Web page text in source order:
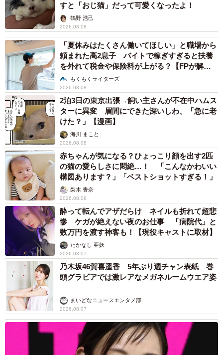
すと「おじ猫」だって可愛くなったよ！
鶴野 浩己
2026.08.08
「夏休みはたくさん働いてほしい」と職場から
頼まれた高2息子 バイトで稼ぎすぎると扶養
を外れて税金や保険料が上がる？【FPが解
説】もくもくライターズ
2026.08.08
2泊3日の東京出張→飼い主さんが不在中ハムス
ターに異変 眉間にできた深いしわ、「急に老
けた？」【漫画】
海川 まこと
2026.08.08
赤ちゃんが気になる？ひょっこり顔を出す2匹
の猫の愛らしさに悶絶…！ 「こんなかわいい
構図あります？」「ベストショットすぎる！」
梨木 香奈
2026.08.08
酔って転んでアザだらけ ネイルも折れて超悲
惨 ケガが絶えない夜のお仕事 「病院代」と
数万円を渡す神客も！【現役キャストに取材】
たかなし 亜妖
2026.08.07
乃木坂46賀喜遥香 5年ぶり週チャン表紙 巻
頭グラビアでは激レアなメガネルームウエア姿
まいどなニュースエンタメ部
2026.08.07